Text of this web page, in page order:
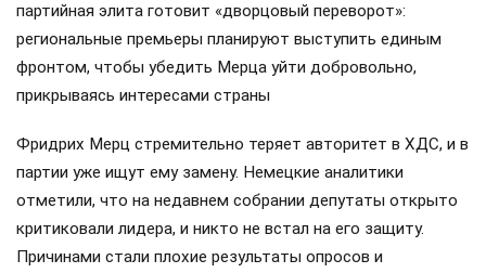
партийная элита готовит «дворцовый переворот»:
региональные премьеры планируют выступить единым
фронтом, чтобы убедить Мерца уйти добровольно,
прикрываясь интересами страны
Фридрих Мерц стремительно теряет авторитет в ХДС, и в
партии уже ищут ему замену. Немецкие аналитики
отметили, что на недавнем собрании депутаты открыто
критиковали лидера, и никто не встал на его защиту.
Причинами стали плохие результаты опросов и